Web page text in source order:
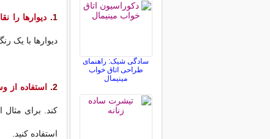
1. دیوارها را
دیوارها با یک
2. استفاده از
كند. برای مثال
استفاده کنید.
سادگی شیک: راهنمای
طراحی اتاق خواب
مینیمال